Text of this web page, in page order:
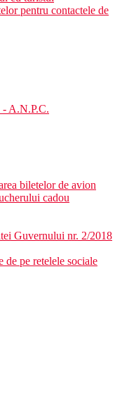
asemenea, hotelul
pazita.
Cluj: la aproximativ
apropiere
pentru contactele de
A.N.P.C.
biletelor de avion
cadou
Guvernului nr. 2/2018
de pe retelele sociale